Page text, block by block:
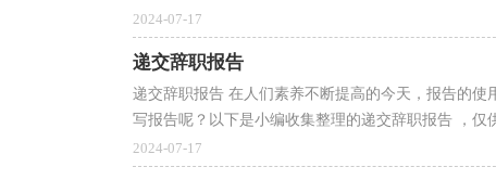
2024-07-17
递交辞职报告
递交辞职报告 在人们素养不断提高的今天，报告的
写报告呢？以下是小编收集整理的递交辞职报告 ，仅
2024-07-17